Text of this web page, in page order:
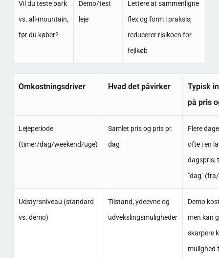
Vil du teste park
vs. all-mountain,
før du køber?
Demo/test
leje
Lettere at sammenligne
flex og form i praksis;
reducerer risikoen for
fejlkøb
Omkostningsdriver Hvad det påvirker
Typisk
på pris
Lejeperiode
(timer/dag/weekend/uge)
Samlet pris og pris pr.
dag
Flere
ofte i en
dagspris;
"dag"
Udstyrsniveau (standard
vs. demo)
Tilstand, ydeevne og
udvekslingsmuligheder
Demo
men kan
skarpere
mulighed